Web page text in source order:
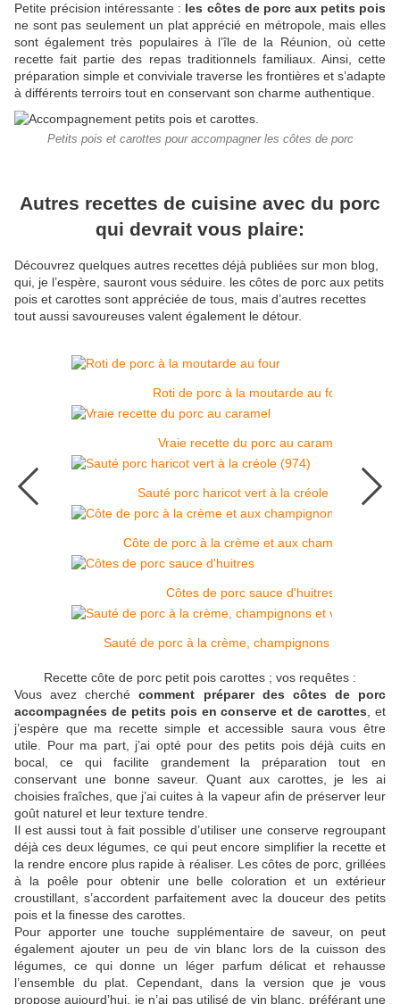
Petite précision intéressante : les côtes de porc aux petits pois
ne sont pas seulement un plat apprécié en métropole, mais elles
sont également très populaires à l’île de la Réunion, où cette
recette fait partie des repas traditionnels familiaux. Ainsi, cette
préparation simple et conviviale traverse les frontières et s’adapte
à différents terroirs tout en conservant son charme authentique.
Petits pois et carottes pour accompagner les côtes de porc
Autres recettes de cuisine avec du porc
qui devrait vous plaire:
Découvrez quelques autres recettes déjà publiées sur mon blog,
qui, je l’espère, sauront vous séduire. les côtes de porc aux petits
pois et carottes sont appréciée de tous, mais d’autres recettes
tout aussi savoureuses valent également le détour.
Roti de porc à la moutarde au four
Vraie recette du porc au caramel
Sauté porc haricot vert à la créole (974)
Côte de porc à la crème et aux champignons
Côtes de porc sauce d'huitres
Sauté de porc à la crème, champignons et vin blanc
Recette côte de porc petit pois carottes ; vos requêtes :
Vous avez cherché comment préparer des côtes de porc
accompagnées de petits pois en conserve et de carottes , et
j’espère que ma recette simple et accessible saura vous être
utile. Pour ma part, j’ai opté pour des petits pois déjà cuits en
bocal, ce qui facilite grandement la préparation tout en
conservant une bonne saveur. Quant aux carottes, je les ai
choisies fraîches, que j’ai cuites à la vapeur afin de préserver leur
goût naturel et leur texture tendre.
Il est aussi tout à fait possible d’utiliser une conserve regroupant
déjà ces deux légumes, ce qui peut encore simplifier la recette et
la rendre encore plus rapide à réaliser. Les côtes de porc, grillées
à la poêle pour obtenir une belle coloration et un extérieur
croustillant, s’accordent parfaitement avec la douceur des petits
pois et la finesse des carottes.
Pour apporter une touche supplémentaire de saveur, on peut
également ajouter un peu de vin blanc lors de la cuisson des
légumes, ce qui donne un léger parfum délicat et rehausse
l’ensemble du plat. Cependant, dans la version que je vous
propose aujourd’hui, je n’ai pas utilisé de vin blanc, préférant une